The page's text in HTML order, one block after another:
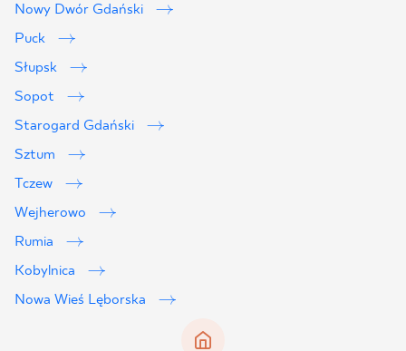
Nowy Dwór Gdański
Puck
Słupsk
Sopot
Starogard Gdański
Sztum
Tczew
Wejherowo
Rumia
Kobylnica
Nowa Wieś Lęborska